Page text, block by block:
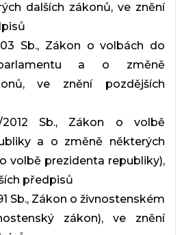
dalších zákonů, ve znění
Sb., Zákon o volbách do
a o změně
ve znění pozdějších
Sb., Zákon o volbě
a o změně některých
volbě prezidenta republiky),
předpisů
Sb., Zákon o živnostenském
zákon), ve znění